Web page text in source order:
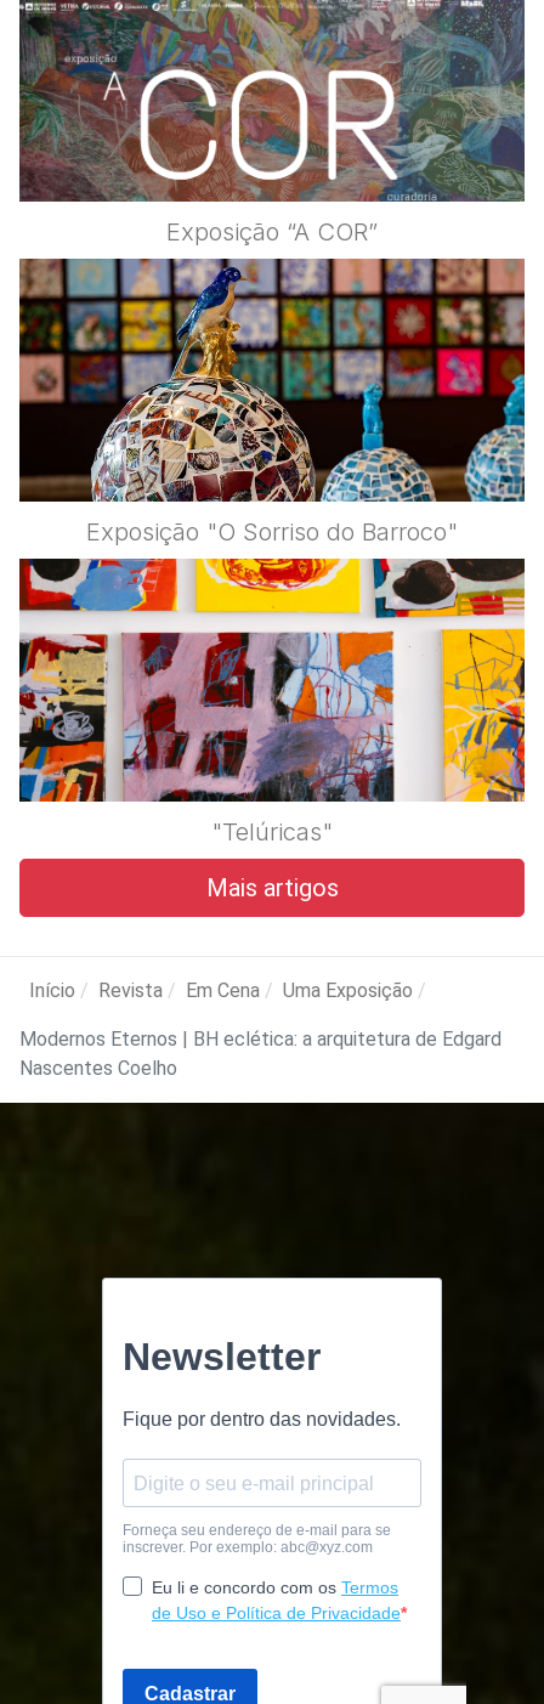
Exposição “A COR”
Exposição "O Sorriso do Barroco"
"Telúricas"
Mais artigos
Início Revista Em Cena Uma Exposição
Modernos Eternos | BH eclética: a arquitetura de Edgard
Nascentes Coelho